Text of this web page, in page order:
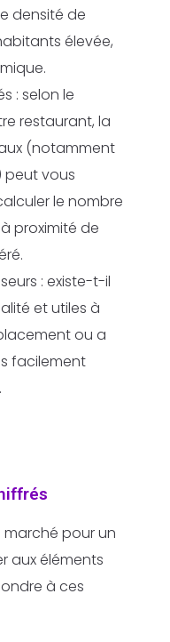
densité de
élevée,
: selon le
restaurant, la
(notamment
peut vous
le nombre
proximité de
: existe-t-il
et utiles à
ou a
facilement
marché pour un
aux éléments
à ces